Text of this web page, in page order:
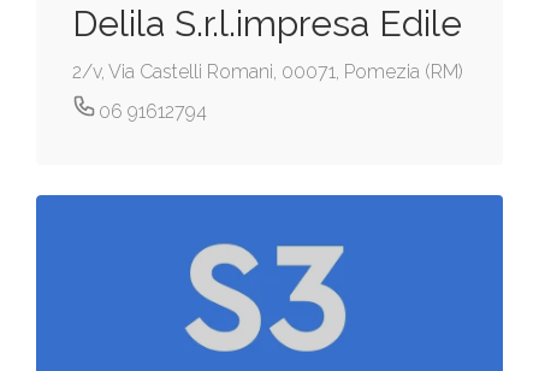
Delila S.r.l.impresa Edile
2/v, Via Castelli Romani, 00071, Pomezia (RM)
06 91612794